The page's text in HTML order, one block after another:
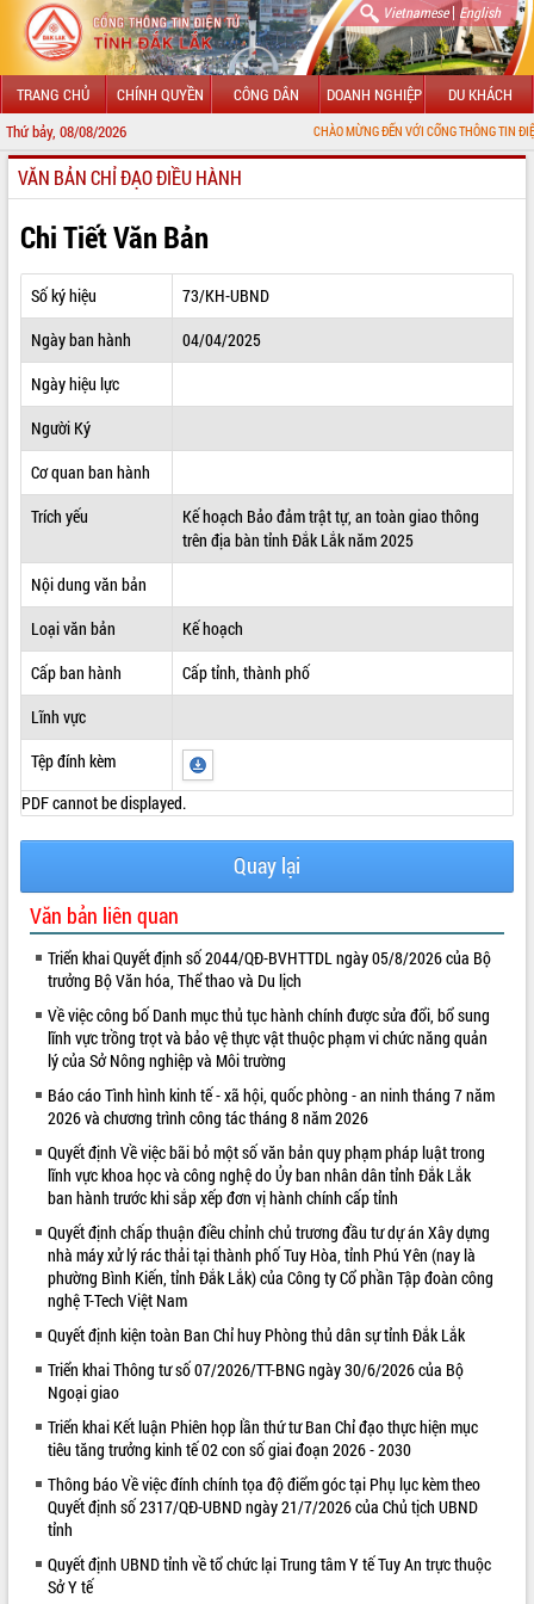
Vietnamese| English
TRANG CHỦ CHÍNH QUYỀN CÔNG DÂN DOANH NGHIỆP DU KHÁCH
Thứ bảy, 08/08/2026 CHÀO MỪNG ĐẾN VỚI CỔNG THÔNG TIN ĐIỆN TỬ TỈNH
GIỚI THIỆU
LÃNH ĐẠO UBND TỈNH
TIN TỨC SỰ KIỆN
SỞ, BAN, NGÀNH
THÔNG TIN CHỈ ĐẠO ĐIỀU HÀNH
HỆ THỐNG VĂN BẢN
VĂN BẢN HĐND TỈNH
ĐIỂM TIN VĂN BẢN
VIDEO
Khám bệnh, cấp phát thuốc miễn phí
và tặng quà người dân xã Cư Pui
Hội nghị UBND tỉnh Đắk Lắk thường kỳ
tháng 7/2026
Lễ truy tặng danh hiệu “Bà Mẹ Việt
Nam Anh hùng” và trao Huân chương
Lao động
UBND tỉnh Đắk Lắk triển khai nhiệm
Kỳ họp thứ Hai, Hội đồng nhân dân
ALBUM ẢNH
VĂN BẢN CHỈ ĐẠO ĐIỀU HÀNH
Chi Tiết Văn Bản
Số ký hiệu
73/KH-UBND
Ngày ban hành
04/04/2025
Ngày hiệu lực
Người Ký
Cơ quan ban hành
Trích yếu
Kế hoạch Bảo đảm trật tự, an toàn giao thông
trên địa bàn tỉnh Đắk Lắk năm 2025
Nội dung văn bản
Loại văn bản
Kế hoạch
Cấp ban hành
Cấp tỉnh, thành phố
Lĩnh vực
Tệp đính kèm
PDF cannot be displayed.
Quay lại
Văn bản liên quan
Triển khai Quyết định số 2044/QĐ-BVHTTDL ngày 05/8/2026 của Bộ
trưởng Bộ Văn hóa, Thể thao và Du lịch
Về việc công bố Danh mục thủ tục hành chính được sửa đổi, bổ sung
lĩnh vực trồng trọt và bảo vệ thực vật thuộc phạm vi chức năng quản
lý của Sở Nông nghiệp và Môi trường
Báo cáo Tình hình kinh tế - xã hội, quốc phòng - an ninh tháng 7 năm
2026 và chương trình công tác tháng 8 năm 2026
Quyết định Về việc bãi bỏ một số văn bản quy phạm pháp luật trong
lĩnh vực khoa học và công nghệ do Ủy ban nhân dân tỉnh Đắk Lắk
ban hành trước khi sắp xếp đơn vị hành chính cấp tỉnh
Quyết định chấp thuận điều chỉnh chủ trương đầu tư dự án Xây dựng
nhà máy xử lý rác thải tại thành phố Tuy Hòa, tỉnh Phú Yên (nay là
phường Bình Kiến, tỉnh Đắk Lắk) của Công ty Cổ phần Tập đoàn công
nghệ T-Tech Việt Nam
Quyết định kiện toàn Ban Chỉ huy Phòng thủ dân sự tỉnh Đắk Lắk
Triển khai Thông tư số 07/2026/TT-BNG ngày 30/6/2026 của Bộ
Ngoại giao
Triển khai Kết luận Phiên họp lần thứ tư Ban Chỉ đạo thực hiện mục
tiêu tăng trưởng kinh tế 02 con số giai đoạn 2026 - 2030
Thông báo Về việc đính chính tọa độ điểm góc tại Phụ lục kèm theo
Quyết định số 2317/QĐ-UBND ngày 21/7/2026 của Chủ tịch UBND
tỉnh
Quyết định UBND tỉnh về tổ chức lại Trung tâm Y tế Tuy An trực thuộc
Sở Y tế